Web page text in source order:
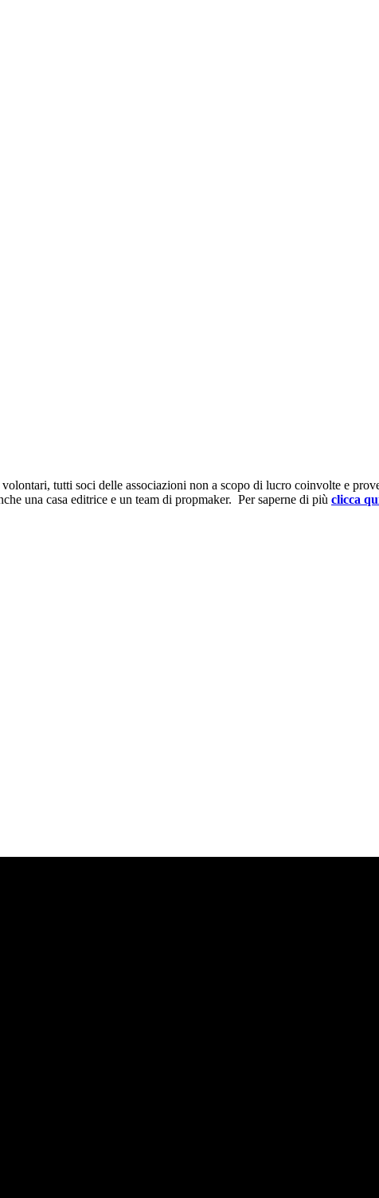
tutti soci delle associazioni non a scopo di lucro coinvolte e
una casa editrice e un team di propmaker. Per saperne di più clicca